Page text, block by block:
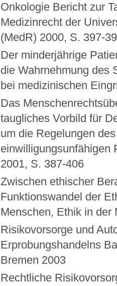
Onkologie Bericht zur
Medizinrecht der
(MedR) 2000, S. 397-
Der minderjährige
die Wahrnehmung des
bei medizinischen
Das
taugliches Vorbild für
um die Regelungen
einwilligungsunfähigen
2001, S. 387-406
Zwischen ethischer
Funktionswandel der
Menschen, Ethik in der
Risikovorsorge und
Erprobungshandelns
Bremen 2003
Rechtliche